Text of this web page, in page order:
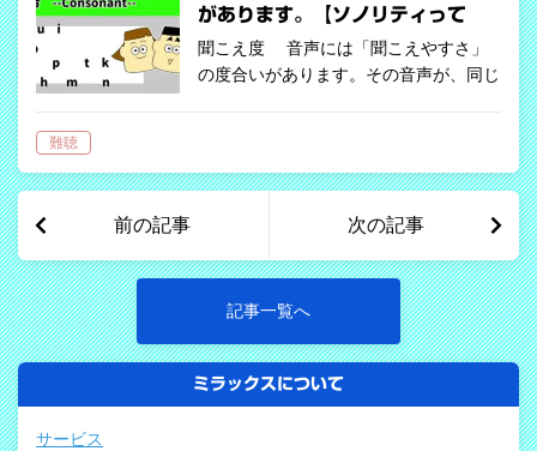
があります。【ソノリティって
何？】
聞こえ度 音声には「聞こえやすさ」
の度合いがあります。その音声が、同じ
れは、sonority（ソ…
難聴
前の記事 次の記事
記事一覧へ
ミラックスについて
サービス